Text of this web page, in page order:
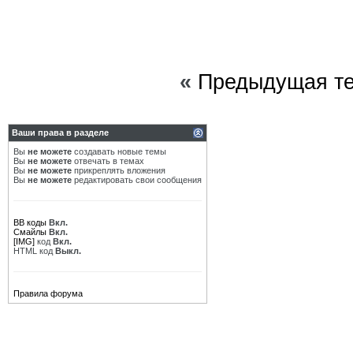
« Предыдущая
Ваши права в разделе
Вы не можете создавать новые темы
Вы не можете отвечать в темах
Вы не можете прикреплять вложения
Вы не можете редактировать свои сообщения
BB коды Вкл.
Смайлы Вкл.
[IMG] код Вкл.
HTML код Выкл.
Правила форума